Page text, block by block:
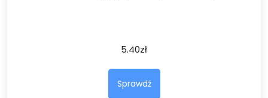
5.40zł
Sprawdź